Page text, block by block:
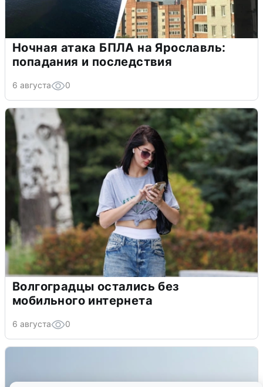
Ночная атака БПЛА на Ярославль:
попадания и последствия
6 августа 0
Волгоградцы остались без
мобильного интернета
6 августа 0